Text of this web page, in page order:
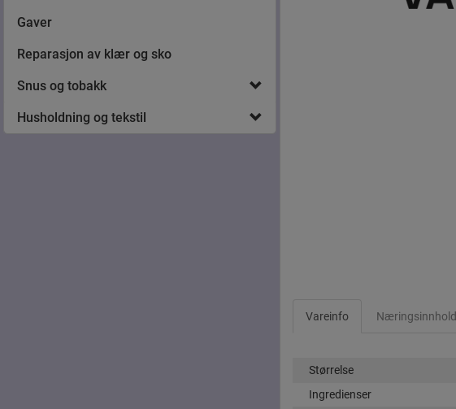
Gaver
Reparasjon av klær og sko
Snus og tobakk
Husholdning og tekstil
Vareinfo Næringsinnhold
Størrelse
Ingredienser